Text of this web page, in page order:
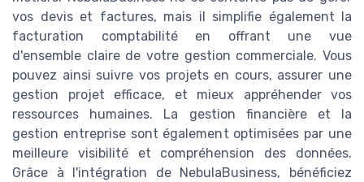
vos devis et factures, mais il simplifie également la
facturation comptabilité en offrant une vue
d'ensemble claire de votre gestion commerciale. Vous
pouvez ainsi suivre vos projets en cours, assurer une
gestion projet efficace, et mieux appréhender vos
ressources humaines. La gestion financière et la
gestion entreprise sont également optimisées par une
meilleure visibilité et compréhension des données.
Grâce à l'intégration de NebulaBusiness, bénéficiez